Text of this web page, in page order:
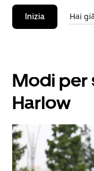
Inizia Hai
Modi per
Harlow